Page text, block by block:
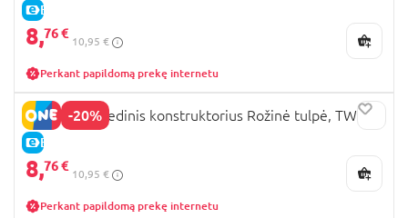
E-KAINA
8,76 €
10,95 €
Perkant papildomą prekę internetu
-20%
E-KAINA
ROWOOD Medinis konstruktorius Rožinė tulpė, TW082
8,76 €
10,95 €
Perkant papildomą prekę internetu